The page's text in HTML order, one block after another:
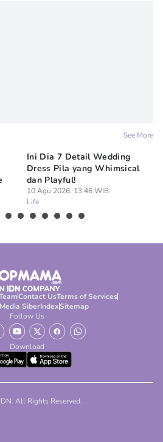
See More
Ini Dia 7 Detail Wedding
Dress Pila yang Whimsical
dan Playful!
10 Agu 2026, 13:46 WIB
Life
Contact UsTerms of Services
SiberIndexSitemap
Follow Us
Download
All Rights Reserved.